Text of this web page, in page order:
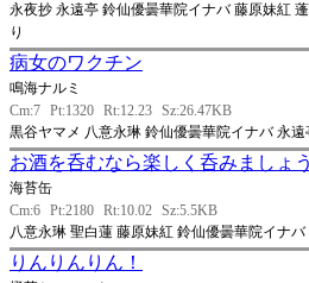
永夜抄 永遠亭 鈴仙優曇華院イナバ 藤原妹紅
り
病女のワクチン
鳴海ナルミ
Cm:7 Pt:1320 Rt:12.23 Sz:26.47KB
黒谷ヤマメ 八意永琳 鈴仙優曇華院イナバ 永遠
お酒を呑むなら楽しく呑みましょう
海苔缶
Cm:6 Pt:2180 Rt:10.02 Sz:5.5KB
八意永琳 聖白蓮 藤原妹紅 鈴仙優曇華院イナ
りんりんりん！